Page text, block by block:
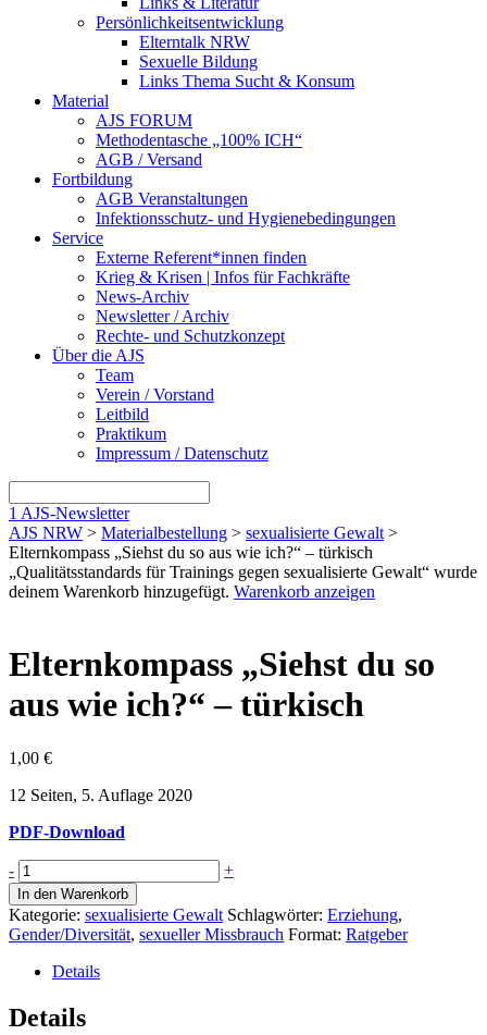
Persönlichkeitsentwicklung
Elterntalk NRW
Sexuelle Bildung
Links Thema Sucht & Konsum
Material
AJS FORUM
Methodentasche „100% ICH“
AGB / Versand
Fortbildung
AGB Veranstaltungen
Infektionsschutz- und Hygienebedingungen
Service
Externe Referent*innen finden
Krieg & Krisen | Infos für Fachkräfte
News-Archiv
Newsletter / Archiv
Rechte- und Schutzkonzept
Über die AJS
Team
Verein / Vorstand
Leitbild
Praktikum
Impressum / Datenschutz
1 AJS-Newsletter
AJS NRW > Materialbestellung > sexualisierte Gewalt >
Elternkompass „Siehst du so aus wie ich?“ – türkisch
„Qualitätsstandards für Trainings gegen sexualisierte Gewalt“ wurde
deinem Warenkorb hinzugefügt. Warenkorb anzeigen
Elternkompass „Siehst du so
aus wie ich?“ – türkisch
1,00 €
12 Seiten, 5. Auflage 2020
PDF-Download
- Elternkompass
"Siehst
du
so
aus
wie
ich?"
-
türkisch
+
In den Warenkorb
Kategorie: sexualisierte Gewalt Schlagwörter: Erziehung,
Gender/Diversität, sexueller Missbrauch Format: Ratgeber
Details
Details